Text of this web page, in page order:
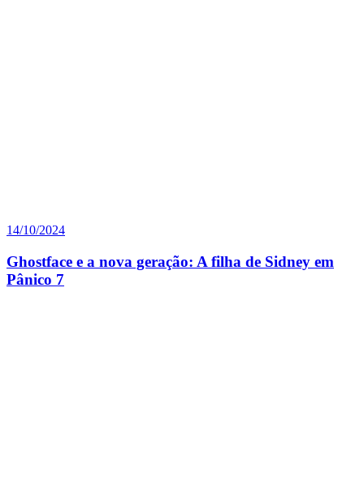
14/10/2024
Ghostface e a nova geração: A filha de Sidney em
Pânico 7